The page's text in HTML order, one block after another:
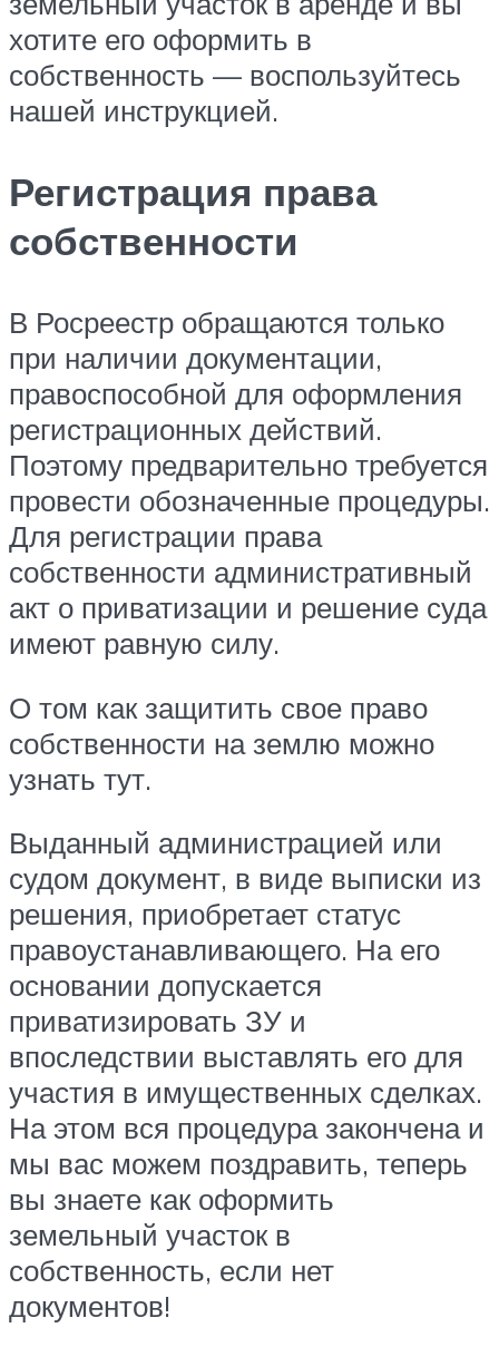
хотите его оформить в
собственность — воспользуйтесь
нашей инструкцией.
Регистрация права
собственности
В Росреестр обращаются только
при наличии документации,
правоспособной для оформления
регистрационных действий.
Поэтому предварительно требуется
провести обозначенные процедуры.
Для регистрации права
собственности административный
акт о приватизации и решение суда
имеют равную силу.
О том как защитить свое право
собственности на землю можно
узнать тут.
Выданный администрацией или
судом документ, в виде выписки из
решения, приобретает статус
правоустанавливающего. На его
основании допускается
приватизировать ЗУ и
впоследствии выставлять его для
участия в имущественных сделках.
На этом вся процедура закончена и
мы вас можем поздравить, теперь
вы знаете как оформить
земельный участок в
собственность, если нет
документов!